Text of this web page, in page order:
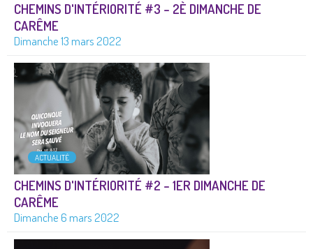
CHEMINS D'INTÉRIORITÉ #3 – 2È DIMANCHE DE
CARÊME
Dimanche 13 mars 2022
ACTUALITÉ
CHEMINS D'INTÉRIORITÉ #2 – 1ER DIMANCHE DE
CARÊME
Dimanche 6 mars 2022